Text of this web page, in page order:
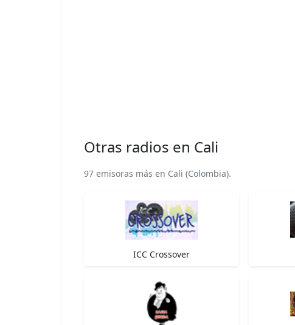
Otras radios en Cali
97 emisoras más en Cali (Colombia).
ICC Crossover